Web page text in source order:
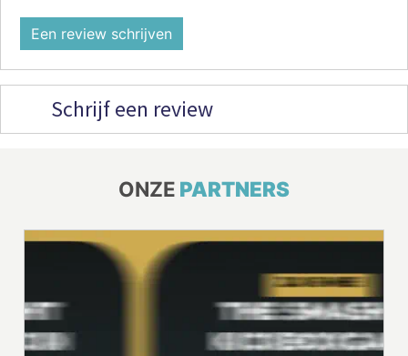
Een review schrijven
Schrijf een review
ONZE PARTNERS